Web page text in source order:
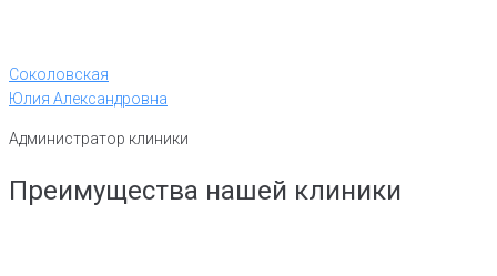
Соколовская
Юлия Александровна
Администратор клиники
Преимущества нашей клиники